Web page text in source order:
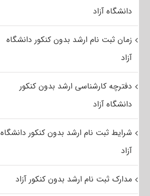
دانشگاه آزاد
زمان ثبت نام ارشد بدون کنکور دانشگاه
آزاد
دفترچه کارشناسی ارشد بدون کنکور
دانشگاه آزاد
شرایط ثبت نام ارشد بدون کنکور دانشگاه
آزاد
مدارک ثبت نام ارشد بدون کنکور آزاد